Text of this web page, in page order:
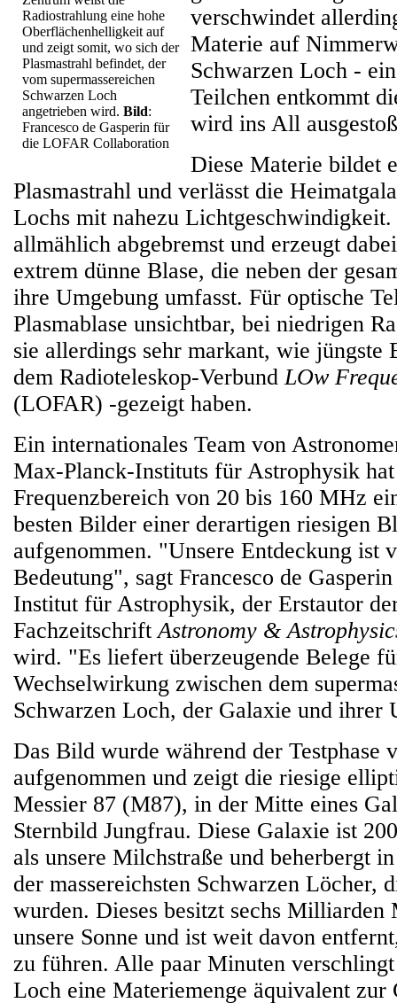
Radiostrahlung eine hohe
Oberflächenhelligkeit auf
und zeigt somit, wo sich der
Plasmastrahl befindet, der
vom supermassereichen
Schwarzen Loch
angetrieben wird. Bild:
Francesco de Gasperin für
die LOFAR Collaboration
verschwindet
Materie auf
Schwarzen Loch -
Teilchen entkommt
wird ins All
Diese Materie bildet
Plasmastrahl und verlässt die
Lochs mit nahezu
allmählich abgebremst und erzeugt
extrem dünne Blase, die neben der
ihre Umgebung umfasst. Für optische
Plasmablase unsichtbar, bei niedrigen
sie allerdings sehr markant, wie jüngste
dem Radioteleskop-VerbundLOw
(LOFAR) -gezeigt haben.
Ein internationales Team von
Max-Planck-Instituts für Astrophysik
Frequenzbereich von 20 bis 160 MHz
besten Bilder einer derartigen riesigen
aufgenommen. "Unsere Entdeckung ist
Bedeutung", sagt Francesco de
Institut für Astrophysik, der Erstautor
FachzeitschriftAstronomy &
wird. "Es liefert überzeugende Belege
Wechselwirkung zwischen dem
Schwarzen Loch, der Galaxie und ihrer
Das Bild wurde während der Testphase
aufgenommen und zeigt die riesige
Messier 87 (M87), in der Mitte eines
Sternbild Jungfrau. Diese Galaxie ist
als unsere Milchstraße und beherbergt
der massereichsten Schwarzen Löcher,
wurden. Dieses besitzt sechs Milliarden
unsere Sonne und ist weit davon
zu führen. Alle paar Minuten verschlingt
Loch eine Materiemenge äquivalent zur